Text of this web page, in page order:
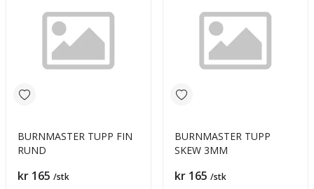
BURNMASTER TUPP FIN
RUND
Pris
kr 165 /stk
BURNMASTER TUPP
SKEW 3MM
Pris
kr 165 /stk